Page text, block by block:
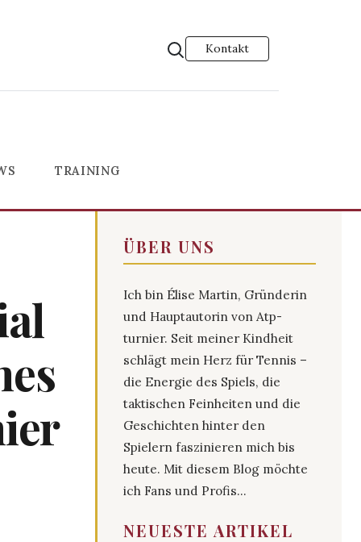
Kontakt
TRAINING
ÜBER UNS
Ich bin Élise Martin, Gründerin
und Hauptautorin von Atp-
turnier. Seit meiner Kindheit
schlägt mein Herz für Tennis –
die Energie des Spiels, die
taktischen Feinheiten und die
Geschichten hinter den
Spielern faszinieren mich bis
heute. Mit diesem Blog möchte
ich Fans und Profis...
NEUESTE ARTIKEL